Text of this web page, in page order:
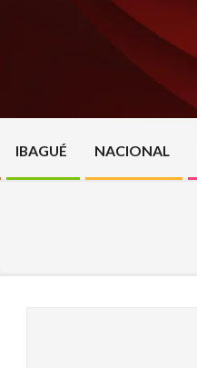
IBAGUÉ NACIONAL